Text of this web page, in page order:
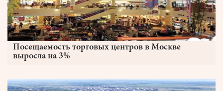
Посещаемость торговых центров в Москве
выросла на 3%